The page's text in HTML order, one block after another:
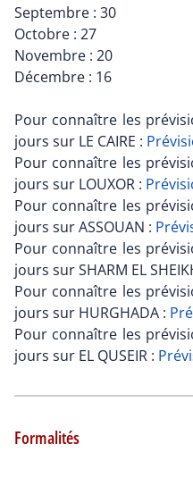
Septembre : 30
Octobre : 27
Novembre : 20
Décembre : 16
Pour connaître les
jours sur LE CAIRE :
Pour connaître les
jours sur LOUXOR :
Pour connaître les
jours sur ASSOUAN :
Pour connaître les
jours sur SHARM EL
Pour connaître les
jours sur HURGHADA :
Pour connaître les
jours sur EL QUSEIR :
Formalités